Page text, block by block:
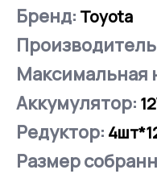
Бренд: Toyota
Максимальная
Аккумулятор:
Редуктор:
Размер